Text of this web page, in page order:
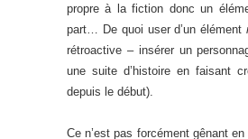
propre à la fiction donc un
part… De quoi user d’un élément
rétroactive – insérer un
une suite d’histoire en faisant
depuis le début).
Ce n’est pas forcément gênant